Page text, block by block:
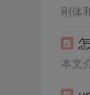
刚体
本文